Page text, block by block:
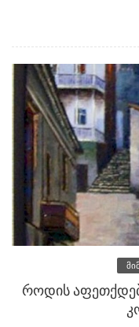
როდის